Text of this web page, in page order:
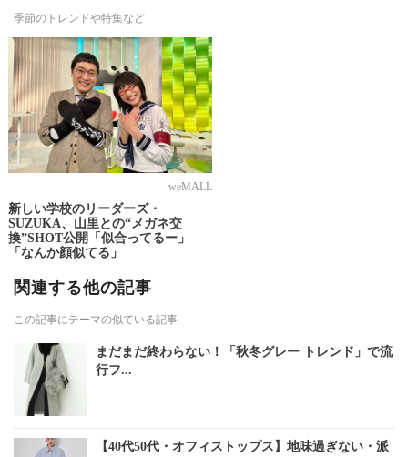
季節のトレンドや特集など
weMALL
新しい学校のリーダーズ・
SUZUKA、山里との“メガネ交
換”SHOT公開「似合ってるー」
「なんか顔似てる」
関連する他の記事
この記事にテーマの似ている記事
まだまだ終わらない！「秋冬グレー トレンド」で流
行フ...
【40代50代・オフィストップス】地味過ぎない・派